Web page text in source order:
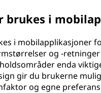
brukes i
i mobilapplikasjoner
og -
enda
gir du brukerne
og egne